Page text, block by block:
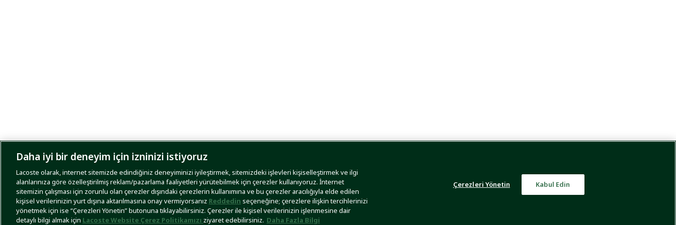
Daha iyi bir deneyim için izninizi istiyoruz
Lacoste olarak, internet sitemizde edindiğiniz deneyiminizi iyileştirmek, sitemizdeki işlevleri kişiselleştirmek ve ilgi
alanlarınıza göre özelleştirilmiş reklam/pazarlama faaliyetleri yürütebilmek için çerezler kullanıyoruz. İnternet
sitemizin çalışması için zorunlu olan çerezler dışındaki çerezlerin kullanımına ve bu çerezler aracılığıyla elde edilen
kişisel verilerinizin yurt dışına aktarılmasına onay vermiyorsanız Reddedin seçeneğine; çerezlere ilişkin tercihlerinizi
yönetmek için ise “Çerezleri Yönetin” butonuna tıklayabilirsiniz. Çerezler ile kişisel verilerinizin işlenmesine dair
detaylı bilgi almak için Lacoste Website Çerez Politikamızı ziyaret edebilirsiniz. Daha Fazla Bilgi
Çerezleri Yönetin Kabul Edin